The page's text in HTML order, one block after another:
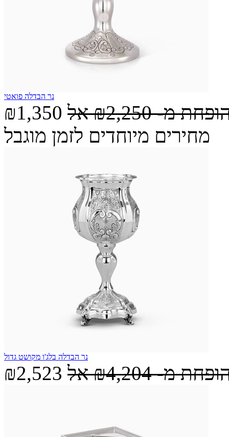
נר הבדלה פואטי
₪1,350 מ-₪2,250 אל
מחירים מיוחדים לזמן מוגבל
נר הבדלה בלג'ו מקושט גדול
₪2,523 מ-₪4,204 אל